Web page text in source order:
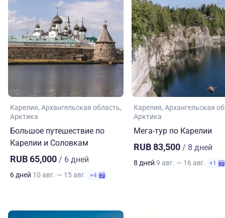
Карелия Архангельская область
Арктика
Большое путешествие по
Карелии и Соловкам
RUB 65,000 / 6 дней
6 дней 10 авг. — 15 авг. +4
Карелия Архангельская
Арктика
Мега-тур по Карелии
RUB 83,500 / 8 дней
8 дней 9 авг. — 16 авг. +1